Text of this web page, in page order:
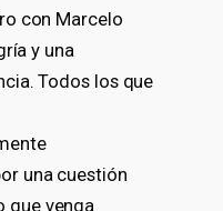
con Marcelo
y una
Todos los que
una cuestión
que venga